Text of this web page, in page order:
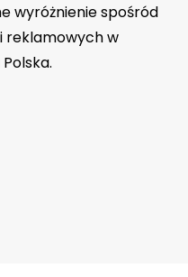
wyróżnienie spośród
reklamowych w